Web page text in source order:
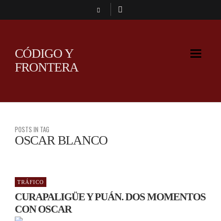
CÓDIGO Y
FRONTERA
POSTS IN TAG
OSCAR BLANCO
TRÁFICO
CURAPALIGÜE Y PUÁN. DOS MOMENTOS
CON OSCAR